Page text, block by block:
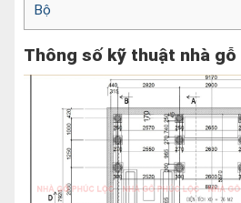
Bộ
Thông số kỹ thuật nhà gỗ